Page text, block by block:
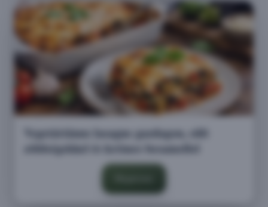
Vegetáriánus lasagne gazdagon, sült
zöldségekkel és krémes besamellel